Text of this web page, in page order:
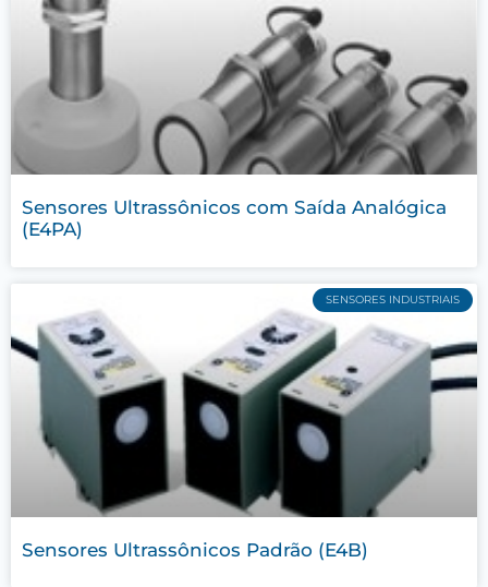
Sensores Ultrassônicos com Saída Analógica
(E4PA)
SENSORES INDUSTRIAIS
Sensores Ultrassônicos Padrão (E4B)